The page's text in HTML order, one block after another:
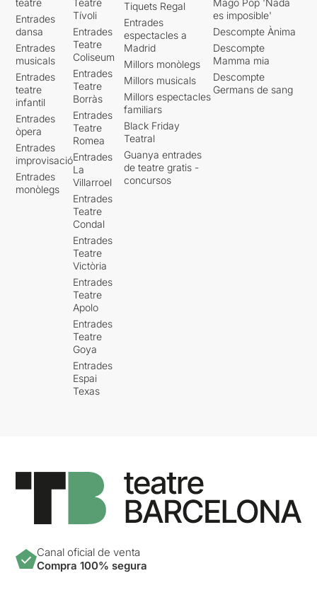
Entrades
dansa
Entrades
musicals
Entrades
teatre
infantil
Entrades
òpera
Entrades
improvisació
Entrades
monòlegs
Tívoli
Entrades
Teatre
Coliseum
Entrades
Teatre
Borràs
Entrades
Teatre
Romea
Entrades
La
Villarroel
Entrades
Teatre
Condal
Entrades
Teatre
Victòria
Entrades
Teatre
Apolo
Entrades
Teatre
Goya
Entrades
Espai
Texas
Tiquets Regal
Entrades
espectacles a
Madrid
Millors monòlegs
Millors musicals
Millors espectacles
familiars
Black Friday
Teatral
Guanya entrades
de teatre gratis -
concursos
es imposible'
Descompte Ànima
Descompte
Mamma mia
Descompte
Germans de sang
Canal oficial de venta
Compra 100% segura